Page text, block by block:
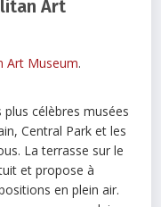
Art
Art Museum.
plus célèbres musées
Central Park et les
La terrasse sur le
et propose à
en plein air.